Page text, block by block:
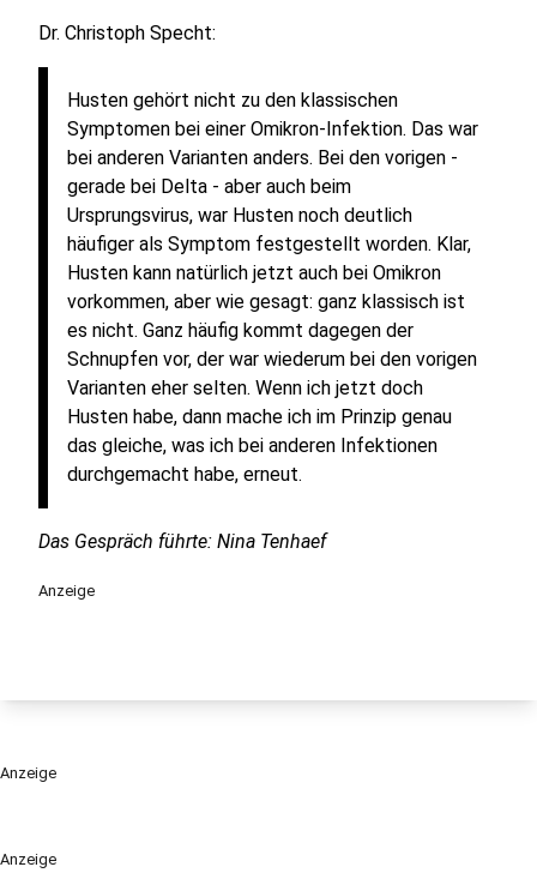
Anzeige
Dr. Christoph Specht:
Husten gehört nicht zu den klassischen
Symptomen bei einer Omikron-Infektion. Das war
bei anderen Varianten anders. Bei den vorigen -
gerade bei Delta - aber auch beim
Ursprungsvirus, war Husten noch deutlich
häufiger als Symptom festgestellt worden. Klar,
Husten kann natürlich jetzt auch bei Omikron
vorkommen, aber wie gesagt: ganz klassisch ist
es nicht. Ganz häufig kommt dagegen der
Schnupfen vor, der war wiederum bei den vorigen
Varianten eher selten. Wenn ich jetzt doch
Husten habe, dann mache ich im Prinzip genau
das gleiche, was ich bei anderen Infektionen
durchgemacht habe, erneut.
Das Gespräch führte: Nina Tenhaef
Anzeige
Anzeige